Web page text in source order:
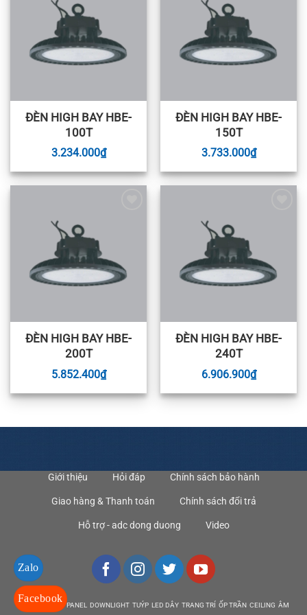
ĐÈN HIGH BAY HBE-
100T
3.234.000₫
ĐÈN HIGH BAY HBE-
150T
3.733.000₫
ĐÈN HIGH BAY HBE-
200T
5.852.400₫
ĐÈN HIGH BAY HBE-
240T
6.906.900₫
Giới thiệu Hỏi đáp Chính sách bảo hành
Giao hàng & Thanh toán Chính sách đổi trả
Hỗ trợ - adc dong duong Video
DEN LED BULB PANEL DOWNLIGHT TUÝP LED DÂY TRANG TRÍ ỐP TRẦN CEILING ÂM
Zalo
Facebook